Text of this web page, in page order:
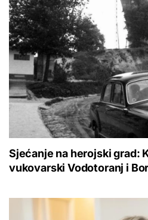
Sjećanje na herojski grad:
vukovarski Vodotoranj i